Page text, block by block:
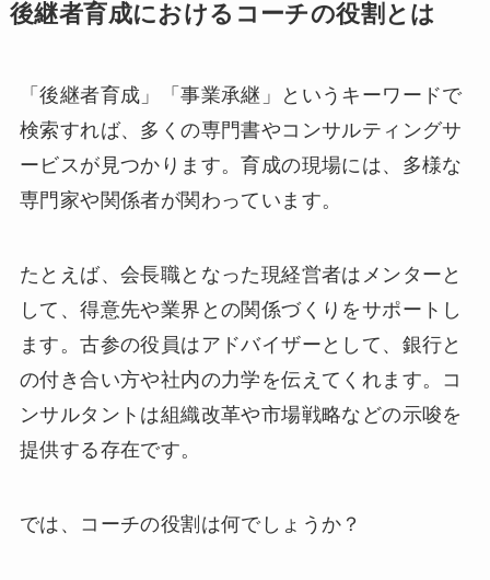
後継者育成におけるコーチの役割とは
「後継者育成」「事業承継」というキーワードで
検索すれば、多くの専門書やコンサルティングサ
ービスが見つかります。育成の現場には、多様な
専門家や関係者が関わっています。
たとえば、会長職となった現経営者はメンターと
して、得意先や業界との関係づくりをサポートし
ます。古参の役員はアドバイザーとして、銀行と
の付き合い方や社内の力学を伝えてくれます。コ
ンサルタントは組織改革や市場戦略などの示唆を
提供する存在です。
では、コーチの役割は何でしょうか？